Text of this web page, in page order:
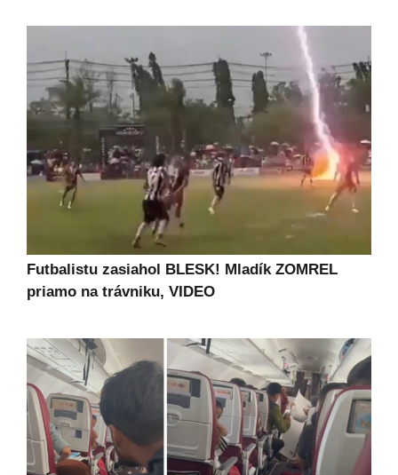
Futbalistu zasiahol BLESK! Mladík ZOMREL
priamo na trávniku, VIDEO